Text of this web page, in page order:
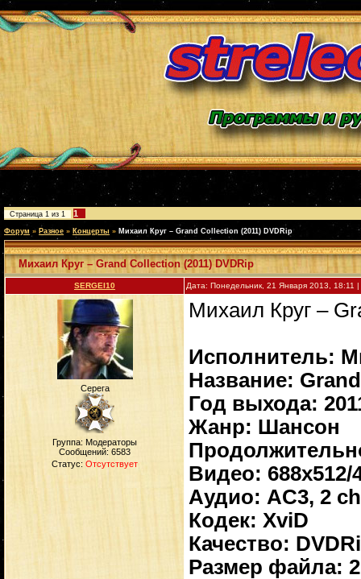
Страница 1 из 1 1
Форум » Разное » Концерты » Михаил Круг – Grand Collection (2011) DVDRip
Михаил Круг – Grand Collection (2011) DVDRip
SERGEI10 Дата: Понедельник, 21 Января 2013,
Серега
Группа: Модераторы
Сообщений: 6583
Статус: Отсутствует
Михаил Круг –
Исполнитель:
Название:
Год выхода:
Жанр: Шансон
Видео: 688x512/
Аудио: AC3, 2
Кодек: XviD
Качество:
Размер файла: